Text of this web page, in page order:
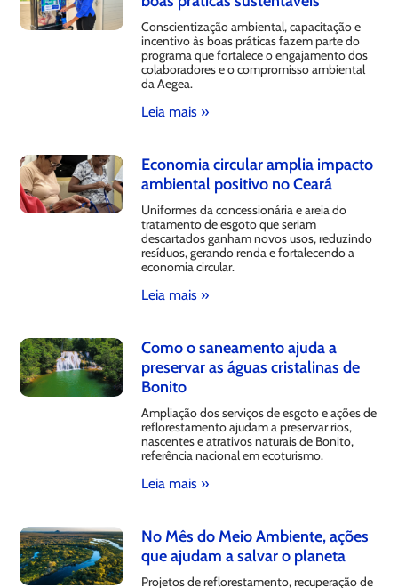
Conscientização ambiental, capacitação e
incentivo às boas práticas fazem parte do
programa que fortalece o engajamento dos
colaboradores e o compromisso ambiental
da Aegea.
Leia mais »
Economia circular amplia impacto
ambiental positivo no Ceará
Uniformes da concessionária e areia do
tratamento de esgoto que seriam
descartados ganham novos usos, reduzindo
resíduos, gerando renda e fortalecendo a
economia circular.
Leia mais »
Como o saneamento ajuda a
preservar as águas cristalinas de
Bonito
Ampliação dos serviços de esgoto e ações de
reflorestamento ajudam a preservar rios,
nascentes e atrativos naturais de Bonito,
referência nacional em ecoturismo.
Leia mais »
No Mês do Meio Ambiente, ações
que ajudam a salvar o planeta
Projetos de reflorestamento, recuperação de